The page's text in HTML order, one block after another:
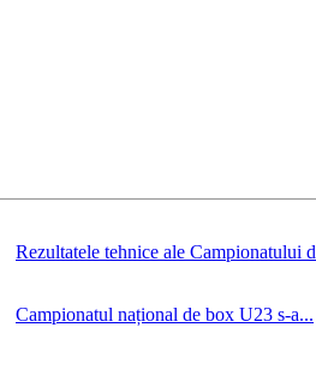
Rezultatele tehnice ale Campionatului
Campionatul național de box U23 s-a...